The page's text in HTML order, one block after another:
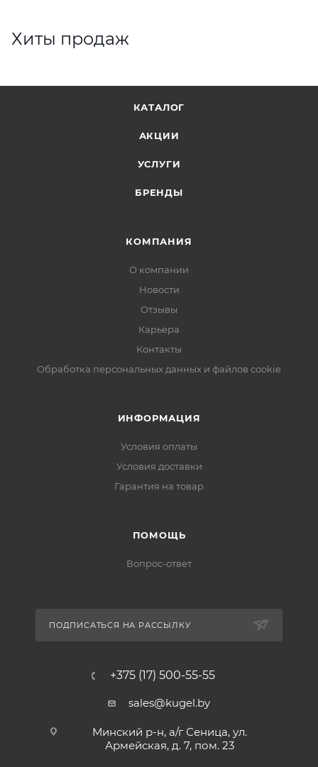
Хиты продаж
КАТАЛОГ
АКЦИИ
УСЛУГИ
БРЕНДЫ
КОМПАНИЯ
О компании
Новости
Отзывы
Карьера
Контакты
Обработка персональных данных и файлов cookie
ИНФОРМАЦИЯ
Условия оплаты
Условия доставки
Гарантия на товар
ПОМОЩЬ
Вопрос-ответ
ПОДПИСАТЬСЯ НА РАССЫЛКУ
+375 (17) 500-55-55
sales@kugel.by
Минский р-н, а/г Сеница, ул.
Армейская, д. 7, пом. 23